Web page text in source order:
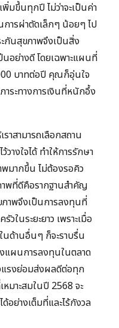
มขึ้นทุกปี ไม่ว่าจะเป็นค่า
การผ่าตัดเล็กๆ น้อยๆ ไป
กันสุขภาพจึงเป็นสิ่ง
นอย่างดี โดยเฉพาะแผนที่
บาทต่อปี คุณก็อุ่นใจ
าระทางการเงินที่หนักอึ้ง
าสามารถเลือกสถาน
างใจได้ ทำให้การรักษา
พมากขึ้น ไม่ต้องรอคิว
าพที่ดีคือรากฐานสำคัญ
าพจึงเป็นการลงทุนที่
ในระยะยาว เพราะเมื่อ
นด้านอื่นๆ ก็จะราบรื่น
แผนการลงทุนในตลาด
แรงย่อมส่งผลดีต่อทุก
มาะสมในปี 2568 จะ
อย่างเต็มที่และไร้กังวล